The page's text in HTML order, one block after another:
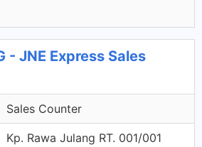
- JNE Express Sales
Sales Counter
Kp. Rawa Julang RT. 001/001